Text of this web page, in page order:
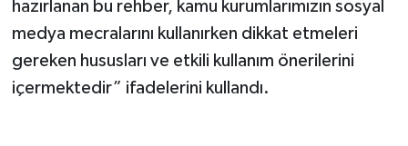
hazırlanan bu rehber, kamu kurumlarımızın sosyal
medya mecralarını kullanırken dikkat etmeleri
gereken hususları ve etkili kullanım önerilerini
içermektedir” ifadelerini kullandı.